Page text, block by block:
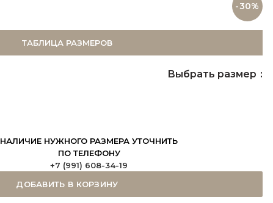
-30%
ТАБЛИЦА РАЗМЕРОВ
Выбрать размер
НАЛИЧИЕ НУЖНОГО РАЗМЕРА УТОЧНИТЬ
ПО ТЕЛЕФОНУ
+7 (991) 608-34-19
ДОБАВИТЬ В КОРЗИНУ